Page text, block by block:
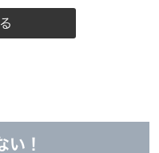
い！